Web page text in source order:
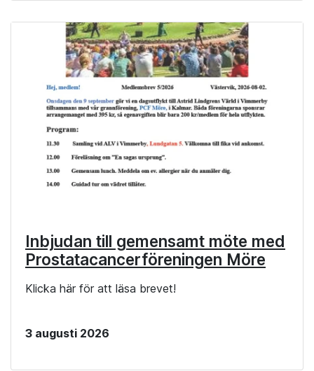
Inbjudan till gemensamt möte med
Prostatacancerföreningen Möre
Klicka här för att läsa brevet!
3 augusti 2026